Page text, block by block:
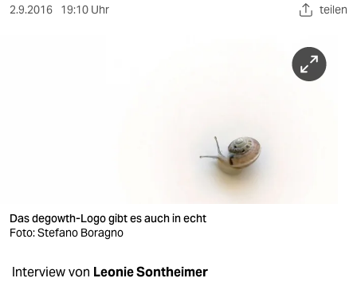
verlag
veranstaltungen
2.9.2016 19:10 Uhr teilen
Das degowth-Logo gibt es auch in echt
Foto: Stefano Boragno
Interview von Leonie Sontheimer